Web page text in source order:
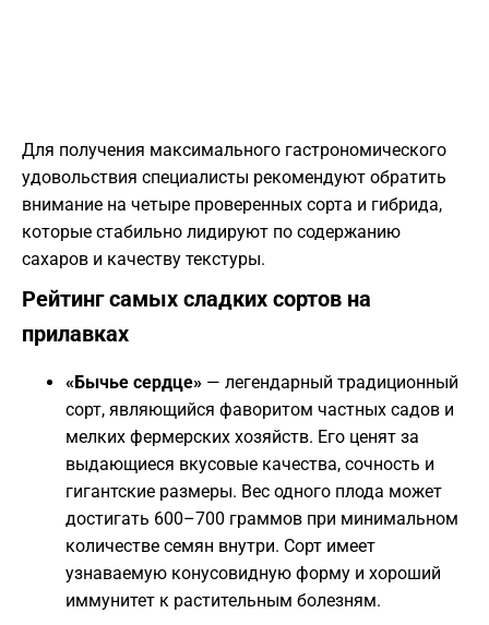
Для получения максимального гастрономического
удовольствия специалисты рекомендуют обратить
внимание на четыре проверенных сорта и гибрида,
которые стабильно лидируют по содержанию
сахаров и качеству текстуры.
Рейтинг самых сладких сортов на
прилавках
«Бычье сердце» — легендарный традиционный
сорт, являющийся фаворитом частных садов и
мелких фермерских хозяйств. Его ценят за
выдающиеся вкусовые качества, сочность и
гигантские размеры. Вес одного плода может
достигать 600–700 граммов при минимальном
количестве семян внутри. Сорт имеет
узнаваемую конусовидную форму и хороший
иммунитет к растительным болезням.